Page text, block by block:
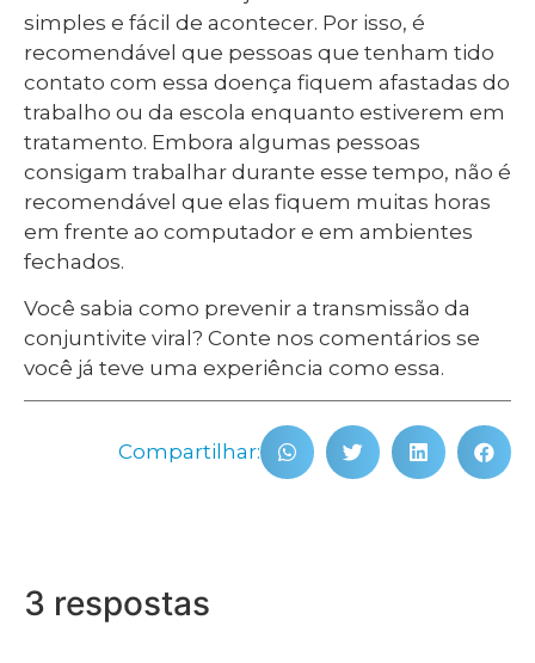
simples e fácil de acontecer. Por isso, é
recomendável que pessoas que tenham tido
contato com essa doença fiquem afastadas do
trabalho ou da escola enquanto estiverem em
tratamento. Embora algumas pessoas
consigam trabalhar durante esse tempo, não é
recomendável que elas fiquem muitas horas
em frente ao computador e em ambientes
fechados.
Você sabia como prevenir a transmissão da
conjuntivite viral? Conte nos comentários se
você já teve uma experiência como essa.
Compartilhar:
3 respostas